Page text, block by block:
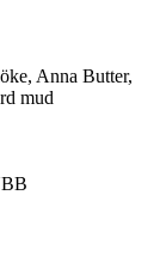
Anna Butter,
mud